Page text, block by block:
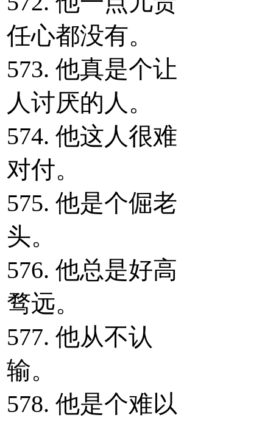
任心都没有。
573. 他真是个让
人讨厌的人。
574. 他这人很难
对付。
575. 他是个倔老
头。
576. 他总是好高
骛远。
577. 他从不认
输。
578. 他是个难以